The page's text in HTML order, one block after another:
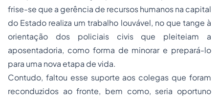
frise-se que a gerência de recursos humanos na capital
do Estado realiza um trabalho louvável, no que tange à
orientação dos policiais civis que pleiteiam a
aposentadoria, como forma de minorar e prepará-lo
para uma nova etapa de vida.
Contudo, faltou esse suporte aos colegas que foram
reconduzidos ao fronte, bem como, seria oportuno